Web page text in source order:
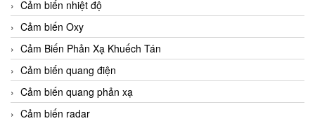
Cảm biến nhiệt độ
Cảm biến Oxy
Cảm Biến Phản Xạ Khuếch Tán
Cảm biến quang điện
Cảm biến quang phản xạ
Cảm biến radar